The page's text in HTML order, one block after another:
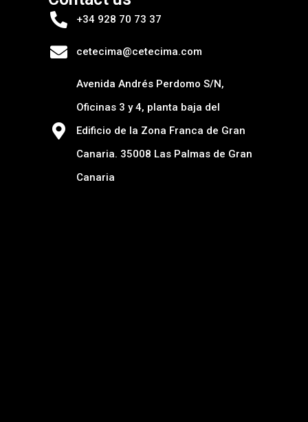
+34 928 70 73 37
cetecima@cetecima.com
Avenida Andrés Perdomo S/N,
Oficinas 3 y 4, planta baja del
Edificio de la Zona Franca de Gran
Canaria. 35008 Las Palmas de Gran
Canaria